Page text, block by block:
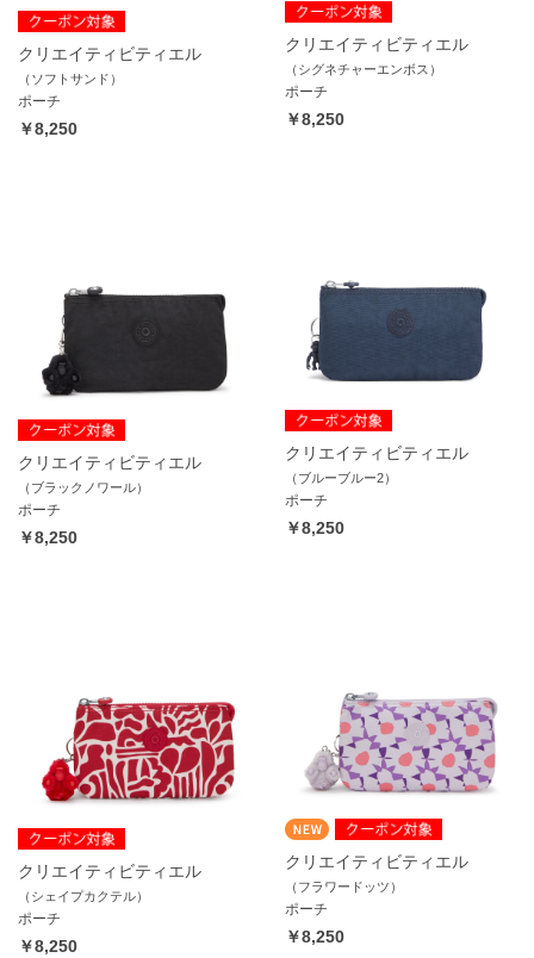
クリエイティビティエル
（ソフトサンド）
ポーチ
￥8,250
クリエイティビティエル
（シグネチャーエンボス）
ポーチ
￥8,250
クリエイティビティエル
（ブラックノワール）
ポーチ
￥8,250
クリエイティビティエル
（ブルーブルー2）
ポーチ
￥8,250
クリエイティビティエル
（シェイプカクテル）
ポーチ
￥8,250
クリエイティビティエル
（フラワードッツ）
ポーチ
￥8,250